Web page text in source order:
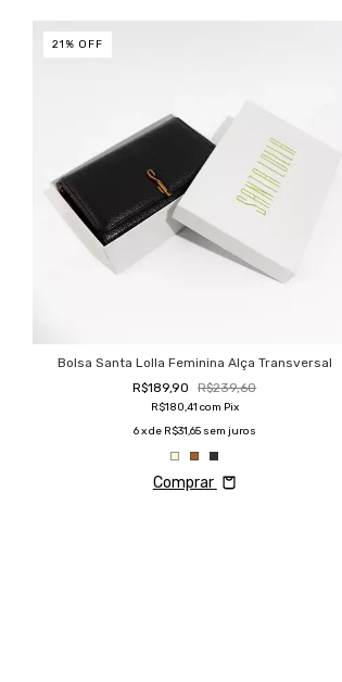
21 % OFF
Bolsa Santa Lolla Feminina Alça Transversal
R$189,90
R$239,60
R$180,41 com Pix
6x de R$31,65 sem juros
Comprar